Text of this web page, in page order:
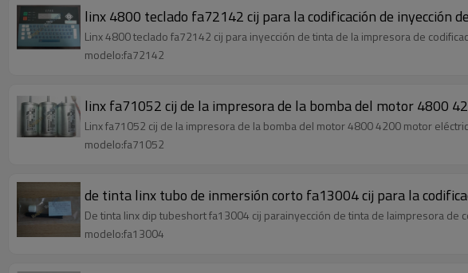
linx 4800 teclado fa72142 cij para la codificación de inyección
Linx 4800 teclado fa72142 cij para inyección de tinta de la impresora de
modelo:fa72142
linx fa71052 cij de la impresora de la bomba del motor 4800
Linx fa71052 cij de la impresora de la bomba del motor 4800 4200 motor
modelo:fa71052
de tinta linx tubo de inmersión corto fa13004 cij para la
De tinta linx dip tubeshort fa13004 cij parainyección de tinta de laimpresora
modelo:fa13004